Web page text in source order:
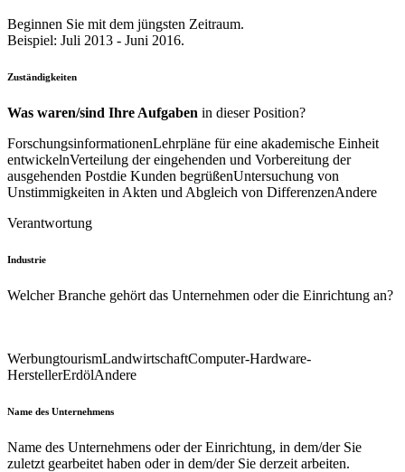
Beginnen Sie mit dem jüngsten Zeitraum.
Beispiel: Juli 2013 - Juni 2016.
Zuständigkeiten
Was waren/sind Ihre Aufgaben in dieser Position?
ForschungsinformationenLehrpläne für eine akademische Einheit
entwickelnVerteilung der eingehenden und Vorbereitung der
ausgehenden Postdie Kunden begrüßenUntersuchung von
Unstimmigkeiten in Akten und Abgleich von DifferenzenAndere
Verantwortung
Industrie
Welcher Branche gehört das Unternehmen oder die Einrichtung an?
WerbungtourismLandwirtschaftComputer-Hardware-
HerstellerErdölAndere
Name des Unternehmens
Name des Unternehmens oder der Einrichtung, in dem/der Sie
zuletzt gearbeitet haben oder in dem/der Sie derzeit arbeiten.